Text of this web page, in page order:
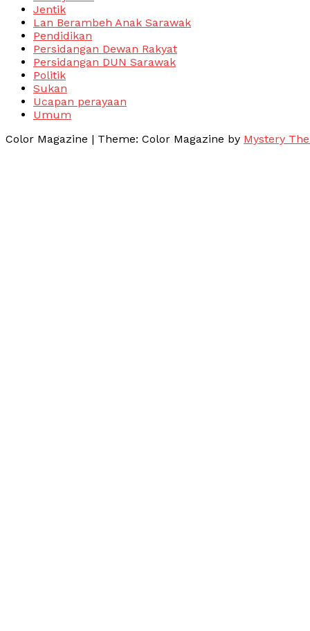
Jentik
Lan Berambeh Anak Sarawak
Pendidikan
Persidangan Dewan Rakyat
Persidangan DUN Sarawak
Politik
Sukan
Ucapan perayaan
Umum
Color Magazine | Theme: Color Magazine by Mystery